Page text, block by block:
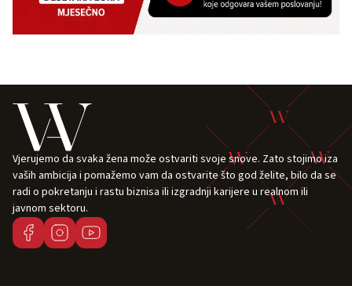
Vjerujemo da svaka žena može ostvariti svoje snove. Zato stojimo iza
vaših ambicija i pomažemo vam da ostvarite što god želite, bilo da se
radi o pokretanju i rastu biznisa ili izgradnji karijere u realnom ili
javnom sektoru.